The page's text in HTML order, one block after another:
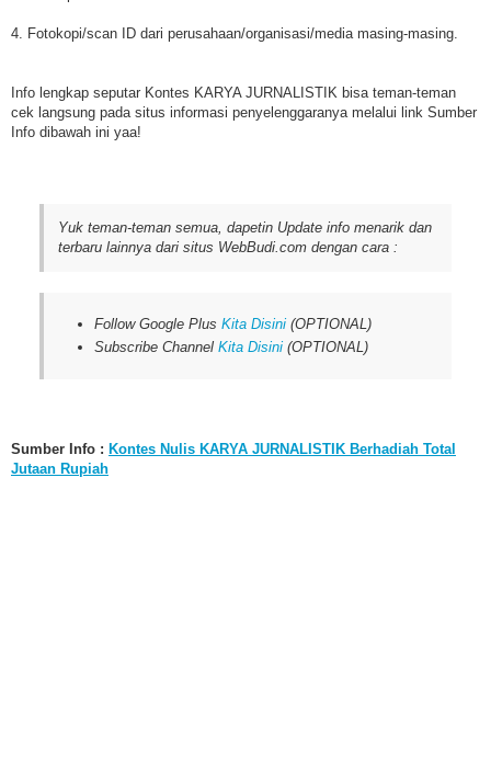
4. Fotokopi/scan ID dari perusahaan/organisasi/media masing-masing.
Info lengkap seputar Kontes KARYA JURNALISTIK bisa teman-teman
cek langsung pada situs informasi penyelenggaranya melalui link Sumber
Info dibawah ini yaa!
Yuk teman-teman semua, dapetin Update info menarik dan
terbaru lainnya dari situs WebBudi.com dengan cara :
Follow Google Plus Kita Disini(OPTIONAL)
Subscribe Channel Kita Disini(OPTIONAL)
Sumber Info : Kontes Nulis KARYA JURNALISTIK Berhadiah Total
Jutaan Rupiah